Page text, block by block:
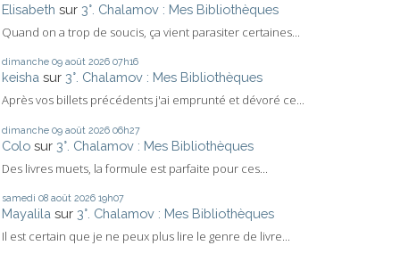
Elisabeth sur 3°. Chalamov : Mes Bibliothèques
Quand on a trop de soucis, ça vient parasiter certaines...
dimanche 09 août 2026 07h16
keisha sur 3°. Chalamov : Mes Bibliothèques
Après vos billets précédents j'ai emprunté et dévoré ce...
dimanche 09 août 2026 06h27
Colo sur 3°. Chalamov : Mes Bibliothèques
Des livres muets, la formule est parfaite pour ces...
samedi 08 août 2026 19h07
Mayalila sur 3°. Chalamov : Mes Bibliothèques
Il est certain que je ne peux plus lire le genre de livre...